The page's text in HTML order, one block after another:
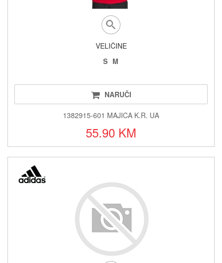
VELIČINE
S M
NARUČI
1382915-601 MAJICA K.R. UA
55.90 KM